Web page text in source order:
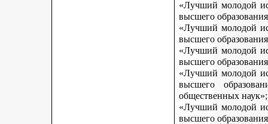
«Лучший молодой
высшего
«Лучший молодой
высшего
«Лучший молодой
высшего
«Лучший молодой
высшего
общественных наук»;
«Лучший молодой
высшего